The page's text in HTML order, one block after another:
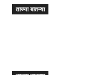
ताज्या बातम्या